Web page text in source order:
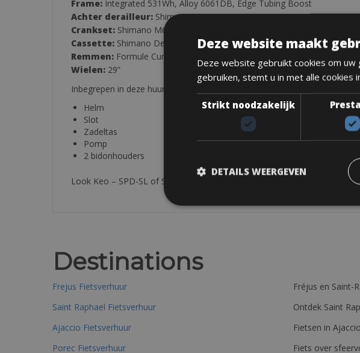
Frame: Integrated 531Wh, Alloy 6061DB, Edge Tubing Boost
Achter derailleur: Shimano Deore 12V
Crankset: Shimano M600 170MM 34T
Cassette: Shimano Deore 12V 10/51
Remmen: Formule Cura 2 180/180
Wielen: 29”
Inbegrepen in deze huur:
Helm
Slot
Zadeltas
Pomp
2 bidonhouders
Look Keo – SPD-SL of SPD-MTB pedalen zijn verkrijgbaar voor € 5,00
Destinations
Frejus Fietsverhuur
Fréjus en Saint-
Saint Raphael Fietsverhuur
Ontdek Saint
Ajaccio Fietsverhuur
Fietsen in
Porec Fietsverhuur
Fiets over
Deze website maakt
Deze website gebruikt cookies om
gebruiken, stemt u in met alle cookies
Strikt noodzakelijk
DETAILS WEERGEVEN